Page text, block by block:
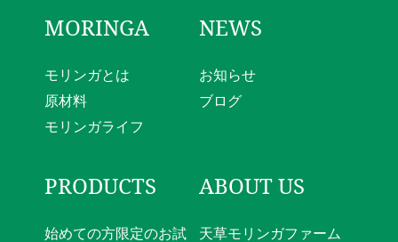
MORINGA
モリンガとは
原材料
モリンガライフ
NEWS
お知らせ
ブログ
PRODUCTS
始めての方限定のお試
ABOUT US
天草モリンガファーム